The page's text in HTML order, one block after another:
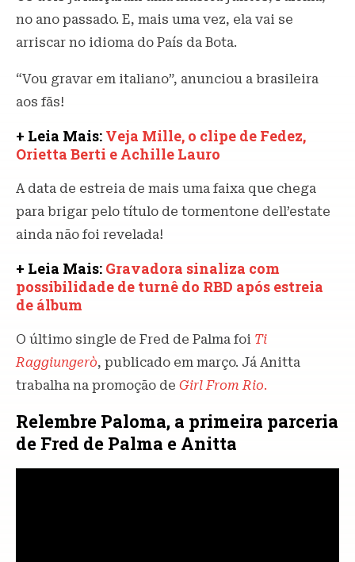
no ano passado. E, mais uma vez, ela vai se
arriscar no idioma do País da Bota.
“Vou gravar em italiano”, anunciou a brasileira
aos fãs!
+ Leia Mais: Veja Mille, o clipe de Fedez,
Orietta Berti e Achille Lauro
A data de estreia de mais uma faixa que chega
para brigar pelo título de tormentone dell’estate
ainda não foi revelada!
+ Leia Mais: Gravadora sinaliza com
possibilidade de turnê do RBD após estreia
de álbum
O último single de Fred de Palma foi Ti
Raggiungerò, publicado em março. Já Anitta
trabalha na promoção de Girl From Rio.
Relembre Paloma, a primeira parceria
de Fred de Palma e Anitta